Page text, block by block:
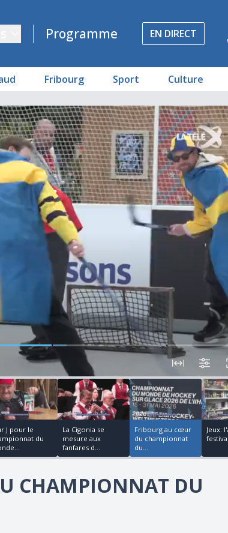
Programme EN DIRECT
Fribourg Sport Culture
J pour le
du
La Cigonia se
mesure aux
fanfares d...
Fribourg au cœur
du championnat
du...
Jeux:
CHAMPIONNAT DU